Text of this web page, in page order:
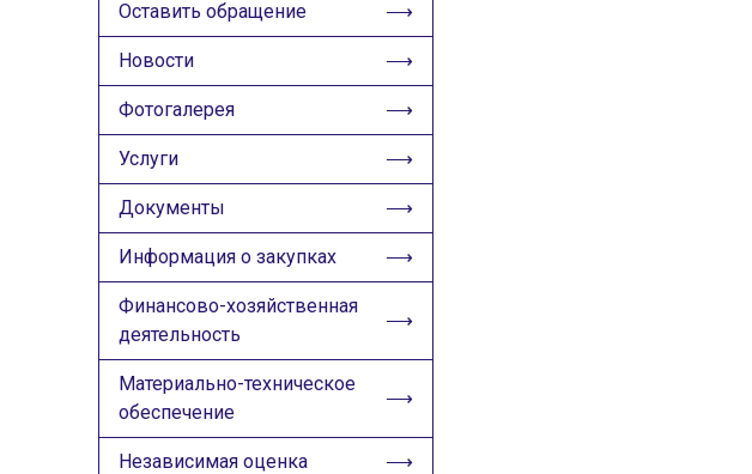
ИЗОБРАЖЕНИЯ
🔊 Включить озвучивание
Настройки по умолчанию
Настройки по умолчанию
Оставить обращение
Новости
Фотогалерея
Услуги
Документы
Информация о закупках
Финансово-хозяйственная
деятельность
Материально-техническое
обеспечение
Независимая оценка